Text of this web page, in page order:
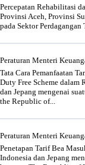
Percepatan Rehabilitasi
Provinsi Aceh, Provinsi
pada Sektor
Peraturan Menteri
Tata Cara Pemanfaatan
Duty Free Scheme dalam
dan Jepang mengenai
the Republic of...
Peraturan Menteri
Penetapan Tarif Bea
Indonesia dan Jepang